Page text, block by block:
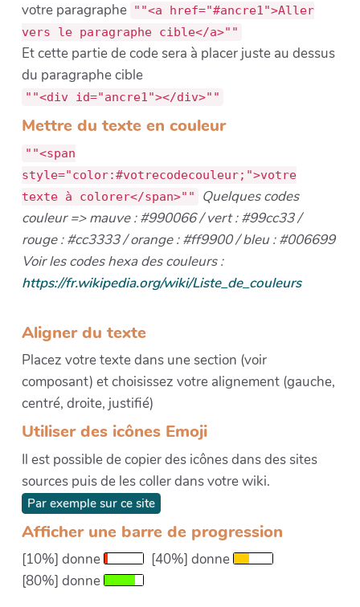
votre paragraphe ""<a href="#ancre1">Aller
vers le paragraphe cible</a>""
Et cette partie de code sera à placer juste au dessus
du paragraphe cible
""<div id="ancre1"></div>""
Mettre du texte en couleur
""<span
style="color:#votrecodecouleur;">votre
texte à colorer</span>""
Quelques codes
couleur => mauve : #990066 / vert : #99cc33 /
rouge : #cc3333 / orange : #ff9900 / bleu : #006699
Voir les codes hexa des couleurs :
https://fr.wikipedia.org/wiki/Liste_de_couleurs
Aligner du texte
Placez votre texte dans une section (voir
composant) et choisissez votre alignement (gauche,
centré, droite, justifié)
Utiliser des icônes Emoji
Il est possible de copier des icônes dans des sites
sources puis de les coller dans votre wiki.
Par exemple sur ce site
Afficher une barre de progression
[10%] donne
[40%] donne
[80%] donne